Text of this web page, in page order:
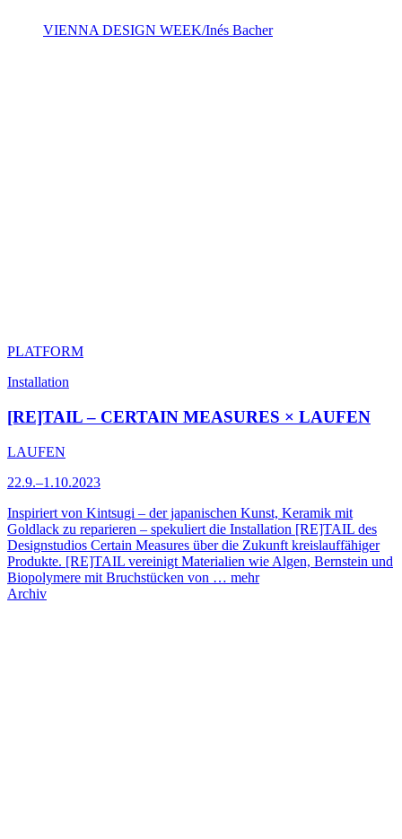
VIENNA DESIGN WEEK/Inés Bacher
PLATFORM
Installation
[RE]TAIL – CERTAIN MEASURES × LAUFEN
LAUFEN
22.9.–1.10.2023
Inspiriert von Kintsugi – der japanischen Kunst, Keramik mit
Goldlack zu reparieren – spekuliert die Installation [RE]TAIL des
Designstudios Certain Measures über die Zukunft kreislauffähiger
Produkte. [RE]TAIL vereinigt Materialien wie Algen, Bernstein und
Biopolymere mit Bruchstücken von … mehr
Archiv